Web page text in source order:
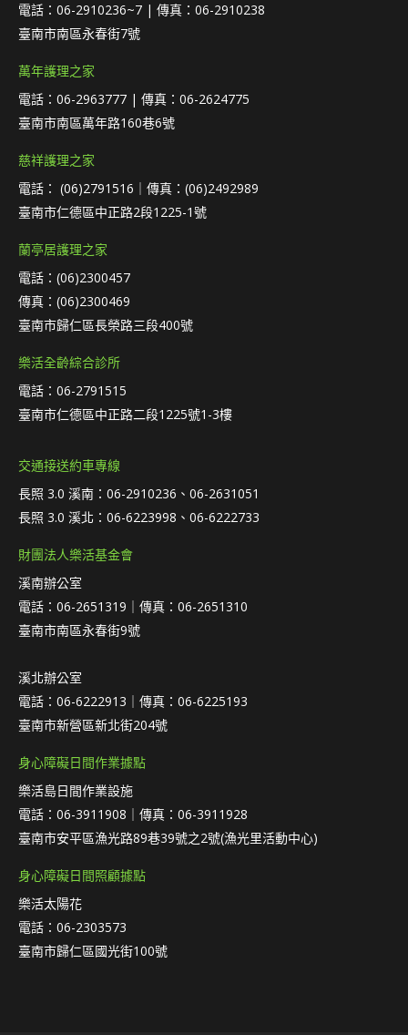
電話：06-2910236~7 | 傳真：06-2910238
臺南市南區永春街7號
萬年護理之家
電話：06-2963777 | 傳真：06-2624775
臺南市南區萬年路160巷6號
慈祥護理之家
電話： (06)2791516｜傳真：(06)2492989
臺南市仁德區中正路2段1225-1號
蘭亭居護理之家
電話：(06)2300457
傳真：(06)2300469
臺南市歸仁區長榮路三段400號
樂活全齡綜合診所
電話：06-2791515
臺南市仁德區中正路二段1225號1-3樓
交通接送約車專線
長照 3.0 溪南：06-2910236、06-2631051
長照 3.0 溪北：06-6223998、06-6222733
財團法人樂活基金會
溪南辦公室
電話：06-2651319｜傳真：06-2651310
臺南市南區永春街9號
溪北辦公室
電話：06-6222913｜傳真：06-6225193
臺南市新營區新北街204號
身心障礙日間作業據點
樂活島日間作業設施
電話：06-3911908｜傳真：06-3911928
臺南市安平區漁光路89巷39號之2號(漁光里活動中心)
身心障礙日間照顧據點
樂活太陽花
電話：06-2303573
臺南市歸仁區國光街100號